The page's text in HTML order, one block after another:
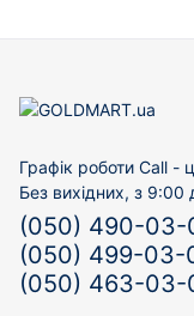
Графік роботи Call -
Без вихідних, з 9:00
(050) 490-03-
(050) 499-03-
(050) 463-03-